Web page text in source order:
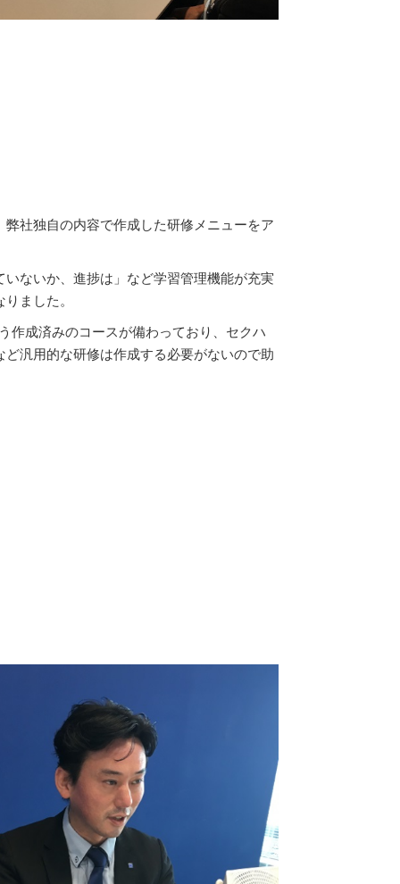
社独自の内容で作成した研修メニューをア
ないか、進捗は」など学習管理機能が充実
ました。
作成済みのコースが備わっており、セクハ
汎用的な研修は作成する必要がないので助